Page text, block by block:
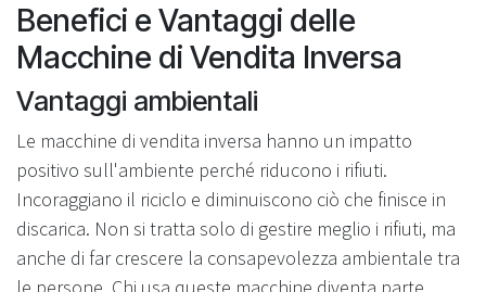
Benefici e Vantaggi delle
Macchine di Vendita Inversa
Vantaggi ambientali
Le macchine di vendita inversa hanno un impatto
positivo sull'ambiente perché riducono i rifiuti.
Incoraggiano il riciclo e diminuiscono ciò che finisce in
discarica. Non si tratta solo di gestire meglio i rifiuti, ma
anche di far crescere la consapevolezza ambientale tra